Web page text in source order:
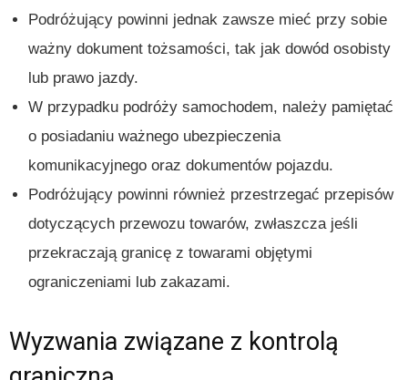
Podróżujący powinni jednak zawsze mieć przy sobie
ważny dokument tożsamości, tak jak dowód osobisty
lub prawo jazdy.
W przypadku podróży samochodem, należy pamiętać
o posiadaniu ważnego ubezpieczenia
komunikacyjnego oraz dokumentów pojazdu.
Podróżujący powinni również przestrzegać przepisów
dotyczących przewozu towarów, zwłaszcza jeśli
przekraczają granicę z towarami objętymi
ograniczeniami lub zakazami.
Wyzwania związane z kontrolą